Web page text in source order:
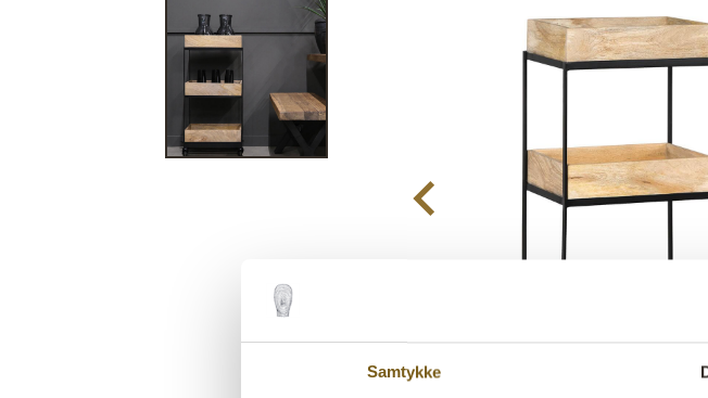
Samtykke